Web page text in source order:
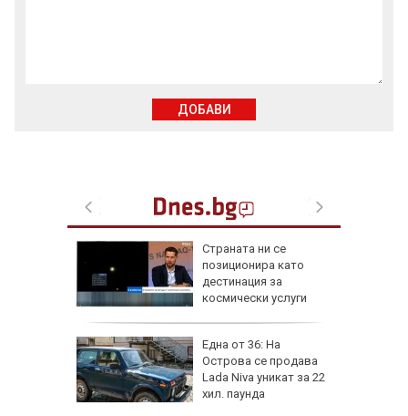
Страната ни се
позиционира като
дестинация за
космически услуги
Една от 36: На
Острова се продава
Lada Niva уникат за 22
хил. паунда
ДОБАВИ